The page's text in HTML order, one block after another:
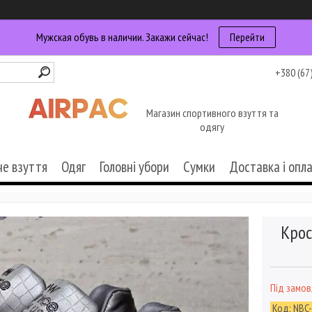
Мужская обувь в наличии. Закажи сейчас! Перейти
+380
Магазин спортивного взуття та
одягу
взуття Одяг Головні убори Сумки Доставка і
Під
Код: